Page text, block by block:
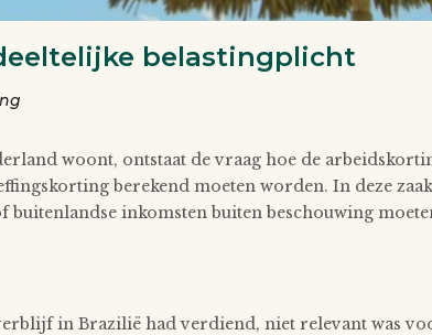
belastingplicht
woont, ontstaat de vraag hoe de
berekend moeten worden. In deze
inkomsten buiten beschouwing
in Brazilië had verdiend, niet relevant was